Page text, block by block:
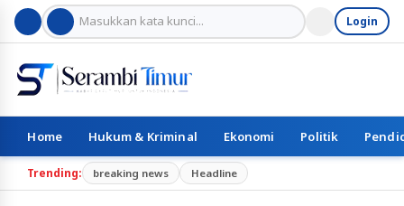
Login
Home Hukum & Kriminal Ekonomi Politik
Trending: breaking news Headline